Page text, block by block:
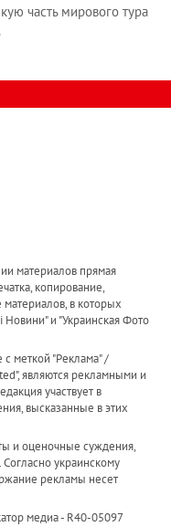
часть мирового тура
материалов прямая
копирование,
в которых
Новини" и "Украинская Фото
меткой "Реклама" /
являются рекламными и
участвует в
высказанные в этих
и оценочные суждения,
украинскому
рекламы несет
медиа - R40-05097